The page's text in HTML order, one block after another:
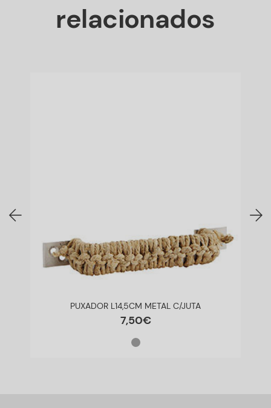
relacionados
PUXADOR L14,5CM METAL C/JUTA
7,50€